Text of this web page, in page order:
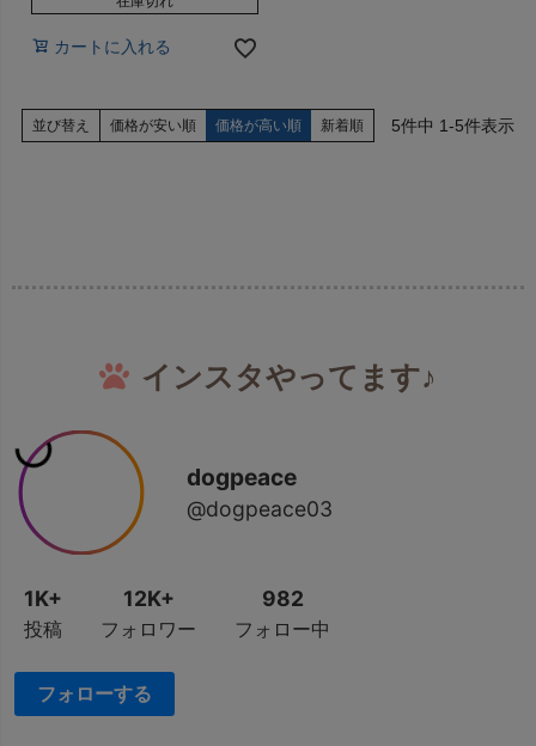
カートに入れる
並び替え 価格が安い順 価格が高い順 新着順 5件中 1-5件表示
インスタやってます♪